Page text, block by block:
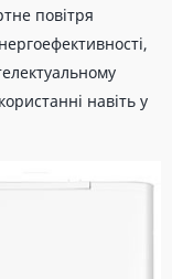
повітря
навіть у